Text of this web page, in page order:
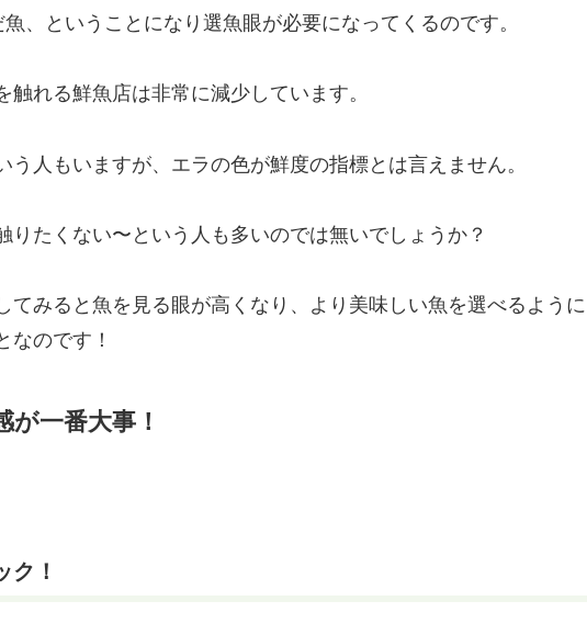
、ということになり選魚眼が必要になってくるのです。
れる鮮魚店は非常に減少しています。
人もいますが、エラの色が鮮度の指標とは言えません。
りたくない〜という人も多いのでは無いでしょうか？
てみると魚を見る眼が高くなり、より美味しい魚を選べるように
なのです！
一番大事！
ク！